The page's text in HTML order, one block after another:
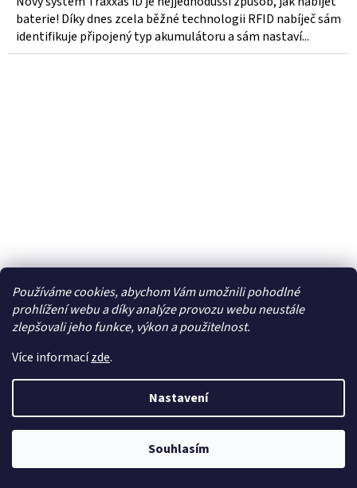
Používáme cookies, abychom Vám umožnili pohodlné
prohlížení webu a díky analýze provozu webu neustále
zlepšovali jeho funkce, výkon a použitelnost.
Více informacízde.
Nastavení
Souhlasím
z
5
hvězdiček.
baterie! Díky dnes zcela běžné technologii RFID nabíječ sám
identifikuje připojený typ akumulátoru a sám nastaví...
Traxxas dorazy pístu tlumiče (8) - TRA9865
113 Kč
Sada červených dorazů pístu tlumiče. Obsahuje 8 ks.